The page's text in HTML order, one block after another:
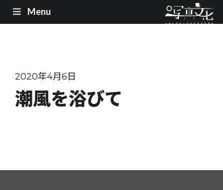
Menu
2020年4月6日
潮風を浴びて